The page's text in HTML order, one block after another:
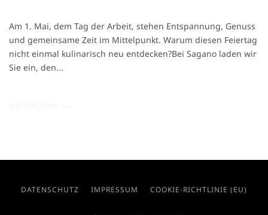
TAG
DER
ARBEIT:
ENTSPANNTER
Am 1. Mai, dem Tag der Arbeit, stehen Entspannung, Genuss
und gemeinsame Zeit im Mittelpunkt. Warum diesen Feiertag
nicht einmal kulinarisch neu entdecken?Bei Sagano laden wir
Sie ein, den...
DATENSCHUTZ IMPRESSUM COOKIE-RICHTLINIE (EU)